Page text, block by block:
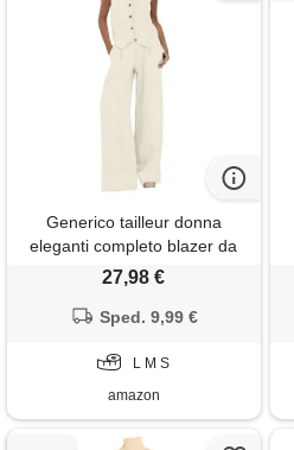
Generico tailleur donna
eleganti completo blazer da
donna 2 pezzi canotta senza
pantaloni a gamba larga tuta
27,98 €
Sped. 9,99 €
L M S
amazon